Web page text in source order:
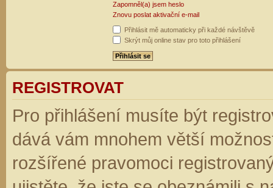
Zapomněl(a) jsem heslo
Znovu poslat aktivační e-mail
Přihlásit mě automaticky při každé návštěvě
Skrýt můj online stav pro toto přihlášení
REGISTROVAT
Pro přihlášení musíte být
dává vám mnohem větší
rozšířené pravomoci